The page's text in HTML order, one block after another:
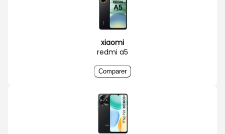
xiaomi
redmi a5
Comparer